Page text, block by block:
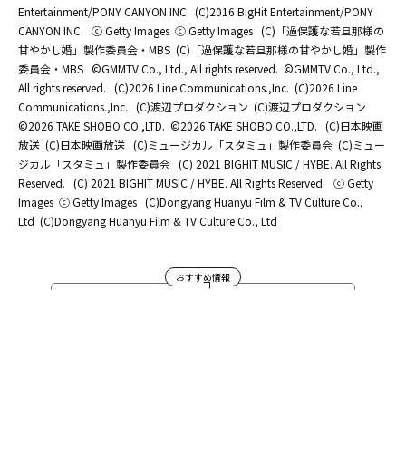
Entertainment/PONY CANYON INC. (C)2016 BigHit Entertainment/PONY
CANYON INC. ⓒ Getty Images ⓒ Getty Images (C)「過保護な若旦那様の
甘やかし婚」製作委員会・MBS (C)「過保護な若旦那様の甘やかし婚」製作
委員会・MBS ©GMMTV Co., Ltd., All rights reserved. ©GMMTV Co., Ltd.,
All rights reserved. (C)2026 Line Communications.,Inc. (C)2026 Line
Communications.,Inc. (C)渡辺プロダクション (C)渡辺プロダクション
©2026 TAKE SHOBO CO.,LTD. ©2026 TAKE SHOBO CO.,LTD. (C)日本映画
放送 (C)日本映画放送 (C)ミュージカル「スタミュ」製作委員会 (C)ミュー
ジカル「スタミュ」製作委員会 (C) 2021 BIGHIT MUSIC / HYBE. All Rights
Reserved. (C) 2021 BIGHIT MUSIC / HYBE. All Rights Reserved. ⓒ Getty
Images ⓒ Getty Images (C)Dongyang Huanyu Film & TV Culture Co.,
Ltd (C)Dongyang Huanyu Film & TV Culture Co., Ltd
おすすめ情報